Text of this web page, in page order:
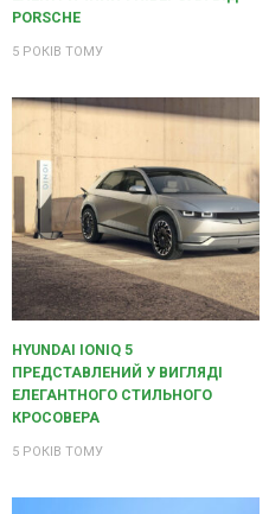
PORSCHE
5 РОКІВ ТОМУ
HYUNDAI IONIQ 5
ПРЕДСТАВЛЕНИЙ У ВИГЛЯДІ
ЕЛЕГАНТНОГО СТИЛЬНОГО
КРОСОВЕРА
5 РОКІВ ТОМУ